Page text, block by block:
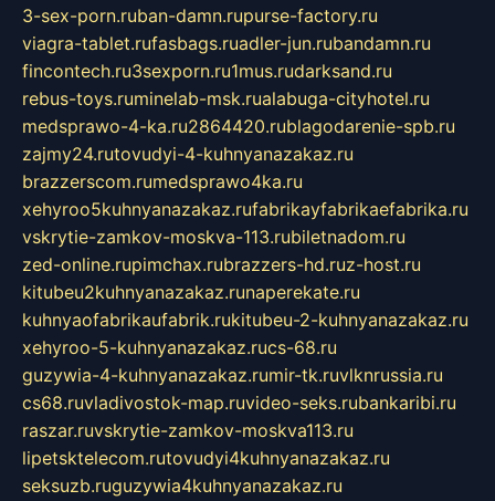
3-sex-porn.ruban-damn.rupurse-factory.ru
viagra-tablet.rufasbags.ruadler-jun.rubandamn.ru
fincontech.ru3sexporn.ru1mus.rudarksand.ru
rebus-toys.ruminelab-msk.rualabuga-cityhotel.ru
medsprawo-4-ka.ru2864420.rublagodarenie-spb.ru
zajmy24.rutovudyi-4-kuhnyanazakaz.ru
brazzerscom.rumedsprawo4ka.ru
xehyroo5kuhnyanazakaz.rufabrikayfabrikaefabrika.ru
vskrytie-zamkov-moskva-113.rubiletnadom.ru
zed-online.rupimchax.rubrazzers-hd.ruz-host.ru
kitubeu2kuhnyanazakaz.runaperekate.ru
kuhnyaofabrikaufabrik.rukitubeu-2-kuhnyanazakaz.ru
xehyroo-5-kuhnyanazakaz.rucs-68.ru
guzywia-4-kuhnyanazakaz.rumir-tk.ruvlknrussia.ru
cs68.ruvladivostok-map.ruvideo-seks.rubankaribi.ru
raszar.ruvskrytie-zamkov-moskva113.ru
lipetsktelecom.rutovudyi4kuhnyanazakaz.ru
seksuzb.ruguzywia4kuhnyanazakaz.ru